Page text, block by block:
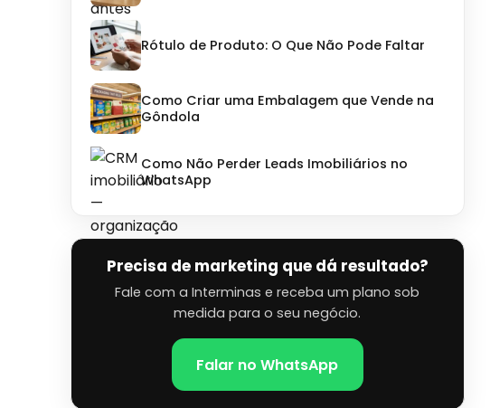
Rótulo de Produto: O Que Não Pode Faltar
Como Criar uma Embalagem que Vende na
Gôndola
Como Não Perder Leads Imobiliários no
WhatsApp
Precisa de marketing que dá resultado?
Fale com a Interminas e receba um plano sob
medida para o seu negócio.
Falar no WhatsApp